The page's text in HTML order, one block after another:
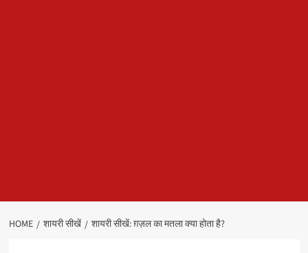
HOME शायरी सीखें शायरी सीखें: ग़ज़ल का मतला क्या होता है?